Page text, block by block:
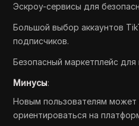
Эскроу-сервисы для
Большой выбор аккаунтов
подписчиков.
Безопасный маркетплейс для
Минусы:
Новым пользователям
ориентироваться на